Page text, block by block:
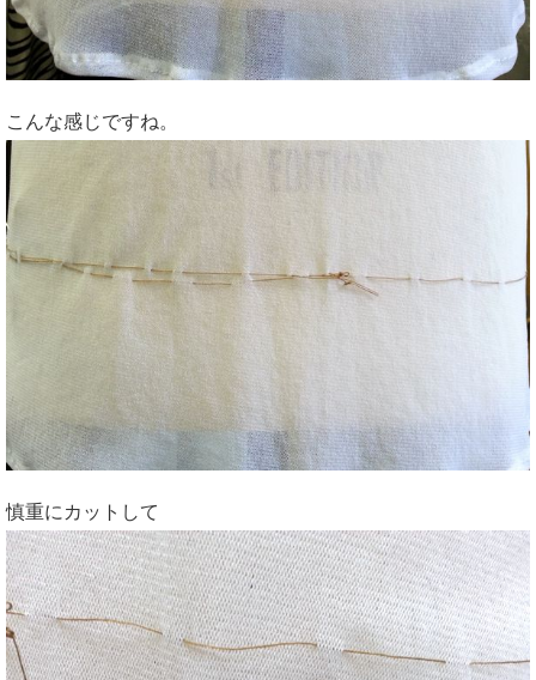
こんな感じですね。
慎重にカットして